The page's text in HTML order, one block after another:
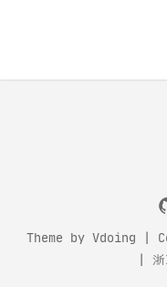
Theme by Vdoing |